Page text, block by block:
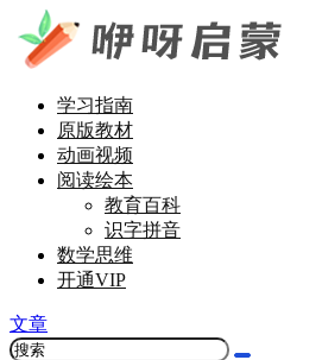
学习指南
原版教材
动画视频
阅读绘本
教育百科
识字拼音
数学思维
开通VIP
文章